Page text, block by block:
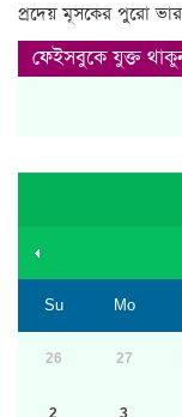
প্রদেয় মূসকের পুরো
ফেইসবুকে যুক্ত
Su Mo
26 27
2 3